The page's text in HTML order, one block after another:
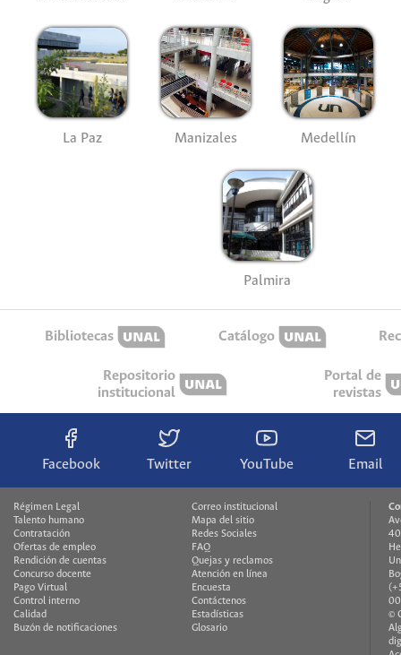
La Paz Manizales Medellín
Palmira
Bibliotecas Catálogo
Repositorio
institucional
Portal de
revistas
Facebook Twitter YouTube Email
Régimen Legal
Talento humano
Contratación
Ofertas de empleo
Rendición de cuentas
Concurso docente
Pago Virtual
Control interno
Calidad
Buzón de notificaciones
Correo institucional
Mapa del sitio
Redes Sociales
FAQ
Quejas y reclamos
Atención en línea
Encuesta
Contáctenos
Estadísticas
Glosario
©